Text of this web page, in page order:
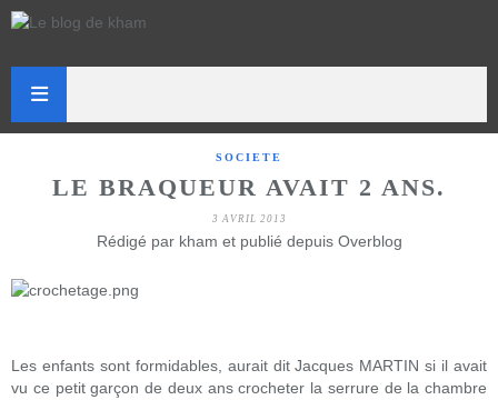
SOCIETE
LE BRAQUEUR AVAIT 2 ANS.
3 AVRIL 2013
Rédigé par kham et publié depuis Overblog
Les enfants sont formidables, aurait dit Jacques MARTIN si il avait
vu ce petit garçon de deux ans crocheter la serrure de la chambre